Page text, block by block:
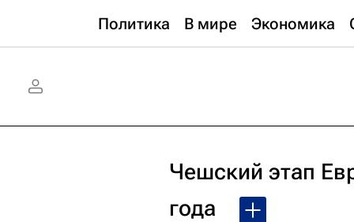
Политика В мире Экономика
Чешский этап
года